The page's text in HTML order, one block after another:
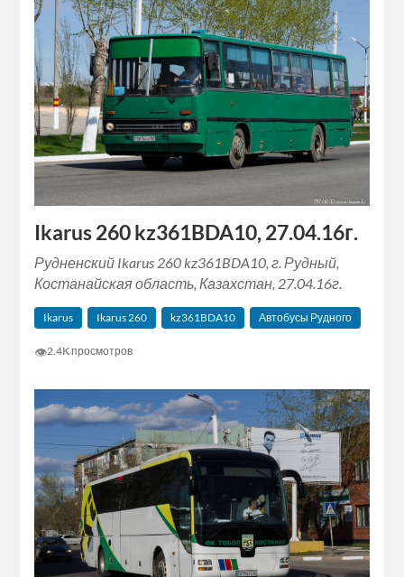
Ikarus 260 kz361BDA10, 27.04.16г.
Рудненский Ikarus 260 kz361BDA10, г. Рудный,
Костанайская область, Казахстан, 27.04.16г.
Ikarus Ikarus 260 kz361BDA10 Автобусы Рудного
👁2.4K просмотров